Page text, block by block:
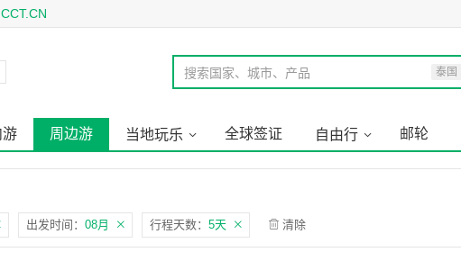
搜索国家、城市、产品 泰国
游 周边游 当地玩乐 全球签证 自由行 邮轮
出发时间： 08月 行程天数： 5天 清除